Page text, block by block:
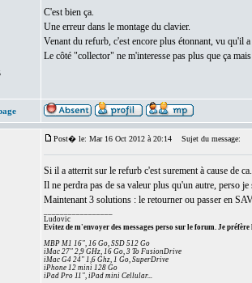
C'est bien ça.
Une erreur dans le montage du clavier.
Venant du refurb, c'est encore plus étonnant, vu qu'il
Le côté "collector" ne m'interesse pas plus que ça
Post� le: Mar 16 Oct 2012 à 20:14 Sujet du message:
Si il a atterrit sur le refurb c'est surement à cause de ca.
Il ne perdra pas de sa valeur plus qu'un autre, perso
Maintenant 3 solutions : le retourner ou passer en
Ludovic
Evitez de m'envoyer des messages perso sur le forum. Je préfère
MBP M1 16", 16 Go, SSD 512 Go
iMac 27" 2,9 GHz, 16 Go, 3 To FusionDrive
iMac G4 24" 1,6 Ghz, 1 Go, SuperDrive
iPhone 12 mini 128 Go
iPad Pro 11", iPad mini Cellular...